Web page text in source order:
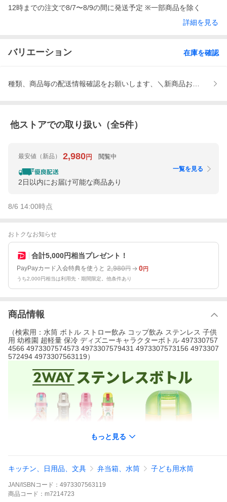
12時までの注文で8/7〜8/9の間に発送予定 ※一部商品を除く
詳細を見る
バリエーション 在庫を確認
種類、商品毎の配送情報確認をお願いします、＼新商品お試し半額
他ストアでの取り扱い（全5件）
最安値 （新品） 2,980円 閲覧中
2日以内にお届け可能な商品あり
一覧を見る
8/6 14:00時点
おトクなお知らせ
合計5,000円相当プレゼント！
PayPayカード入会特典を使うと 2,980円 0円
うち2,000円相当は利用先・期間限定。他条件あり
商品情報
（検索用：水筒 ボトル ストロー飲み コップ飲み ステンレス 子供
用 幼稚園 超軽量 保冷 ディズニーキャラクターボトル 497330757
4566 4973307574573 4973307579431 4973307573156 4973307
572494 4973307563119）
もっと見る
キッチン、日用品、文具 弁当箱、水筒 子ども用水筒
JAN/ISBNコード： 4973307563119
商品 コード： m7214723